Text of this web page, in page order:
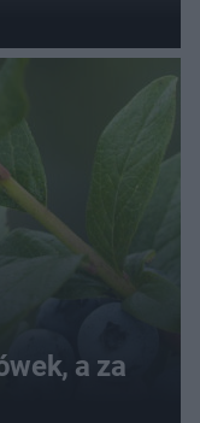
a za